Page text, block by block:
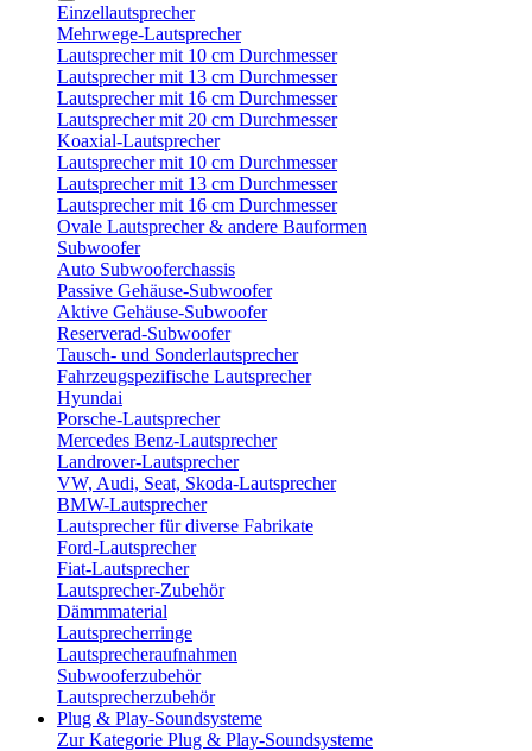
Einzellautsprecher
Mehrwege-Lautsprecher
Lautsprecher mit 10 cm Durchmesser
Lautsprecher mit 13 cm Durchmesser
Lautsprecher mit 16 cm Durchmesser
Lautsprecher mit 20 cm Durchmesser
Koaxial-Lautsprecher
Lautsprecher mit 10 cm Durchmesser
Lautsprecher mit 13 cm Durchmesser
Lautsprecher mit 16 cm Durchmesser
Ovale Lautsprecher & andere Bauformen
Subwoofer
Auto Subwooferchassis
Passive Gehäuse-Subwoofer
Aktive Gehäuse-Subwoofer
Reserverad-Subwoofer
Tausch- und Sonderlautsprecher
Fahrzeugspezifische Lautsprecher
Hyundai
Porsche-Lautsprecher
Mercedes Benz-Lautsprecher
Landrover-Lautsprecher
VW, Audi, Seat, Skoda-Lautsprecher
BMW-Lautsprecher
Lautsprecher für diverse Fabrikate
Ford-Lautsprecher
Fiat-Lautsprecher
Lautsprecher-Zubehör
Dämmmaterial
Lautsprecherringe
Lautsprecheraufnahmen
Subwooferzubehör
Lautsprecherzubehör
Plug & Play-Soundsysteme
Zur Kategorie Plug & Play-Soundsysteme